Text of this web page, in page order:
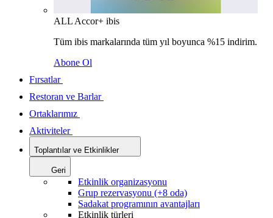
ALL Accor+ ibis
Tüm ibis markalarında tüm yıl boyunca %15 indirim.
Abone Ol
Fırsatlar
Restoran ve Barlar
Ortaklarımız
Aktiviteler
Toplantılar ve Etkinlikler
Geri
Etkinlik organizasyonu
Grup rezervasyonu (+8 oda)
Sadakat programının avantajları
Etkinlik türleri